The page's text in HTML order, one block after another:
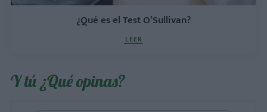
¿Qué es el Test O’Sullivan?
LEER
Y tú ¿Qué opinas?